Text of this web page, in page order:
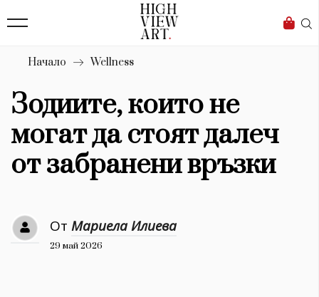
Бизнес
Мода
Dialogue
Изкуство
4339
Красота
Дизайн
Начало Wellness
Зодиите, които не
могат да стоят далеч
от забранени връзки
От Мариела Илиева
29 май 2026